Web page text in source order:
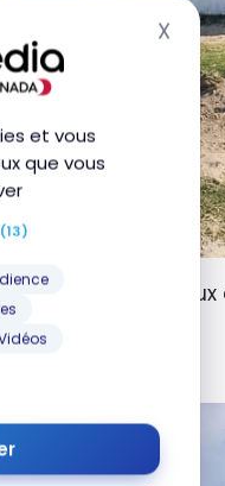
et vous
que vous
(13)
X
les deux